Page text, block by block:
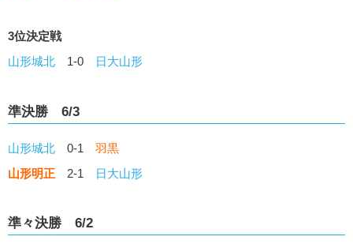
3位決定戦
山形城北 1-0 日大山形
準決勝 6/3
山形城北 0-1 羽黒
山形明正 2-1 日大山形
準々決勝 6/2